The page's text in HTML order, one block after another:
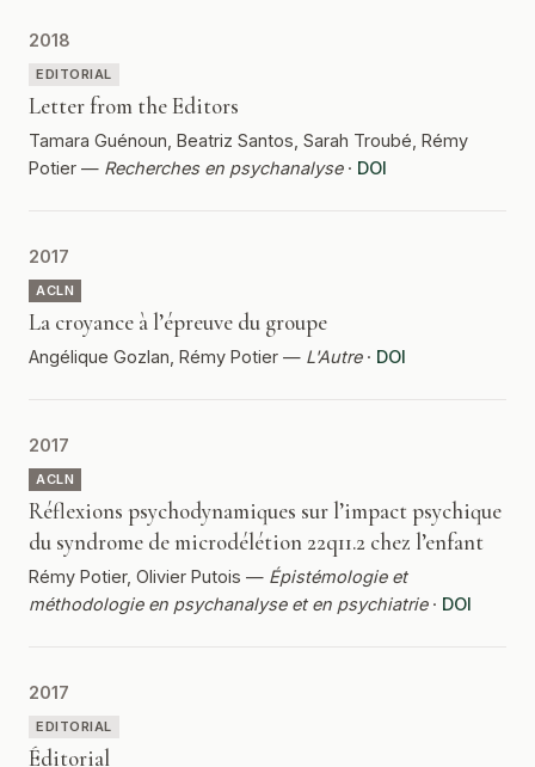
2018
EDITORIAL
Letter from the Editors
Tamara Guénoun, Beatriz Santos, Sarah Troubé, Rémy
Potier — Recherches en psychanalyse· DOI
2017
ACLN
La croyance à l’épreuve du groupe
Angélique Gozlan, Rémy Potier — L'Autre· DOI
2017
ACLN
Réflexions psychodynamiques sur l’impact psychique
du syndrome de microdélétion 22q11.2 chez l’enfant
Rémy Potier, Olivier Putois — Épistémologie et
méthodologie en psychanalyse et en psychiatrie· DOI
2017
EDITORIAL
Éditorial